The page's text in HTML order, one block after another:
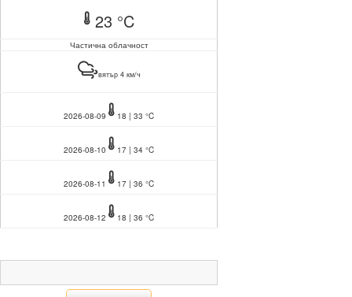
23 °C
Частична облачност
вятър 4 км/ч
2026-08-09 18 | 33 °C
2026-08-10 17 | 34 °C
2026-08-11 17 | 36 °C
2026-08-12 18 | 36 °C